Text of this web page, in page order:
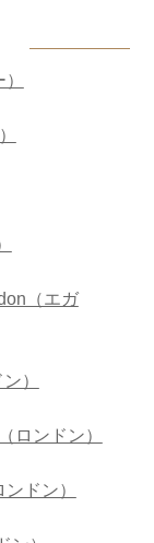
（エガ
）
ロンドン）
ドン）